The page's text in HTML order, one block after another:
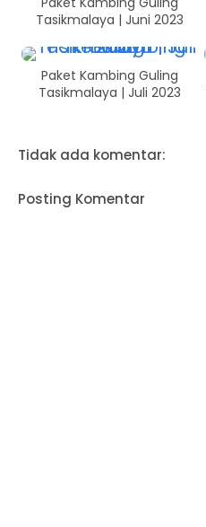
Tasikmalaya | Juni 2023
Paket Kambing Guling
Tasikmalaya | Juli 2023
Tidak ada komentar:
Posting Komentar